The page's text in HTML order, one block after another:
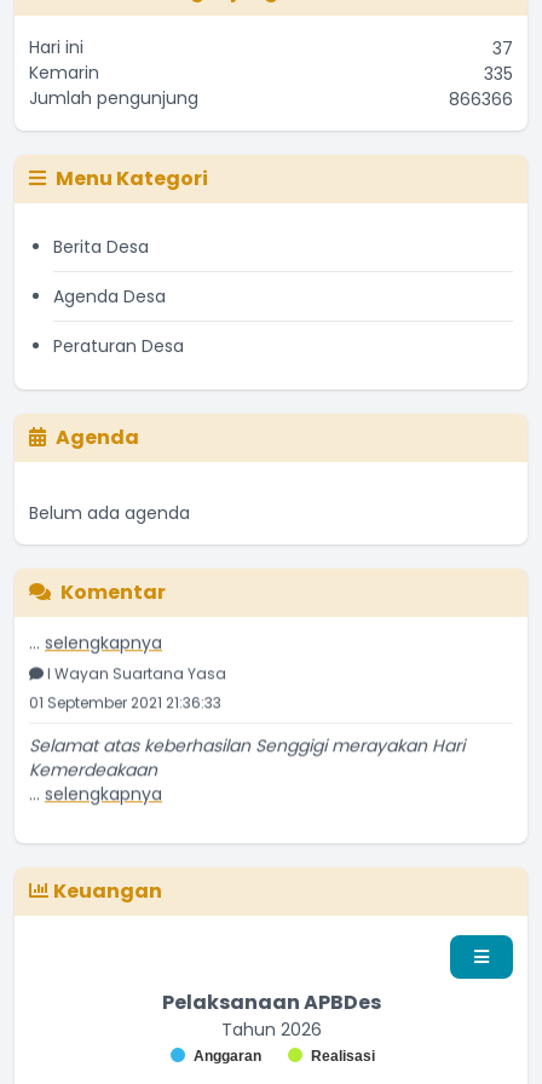
Hari ini
37
Kemarin
335
Jumlah pengunjung
866366
Menu Kategori
Berita Desa
Agenda Desa
Peraturan Desa
Agenda
Belum ada agenda
Komentar
Apakah boleh melakukan vaksin dosis kedua astrazeneca
I Wayan Suartana Yasa
01 September 2021 21:36:33
Kemerdeakaan
...selengkapnya
Penduduk Biasa
13 September 2016 22:09:16
Keuangan
Pelaksanaan APBDes
Tahun 2026
Anggaran Realisasi